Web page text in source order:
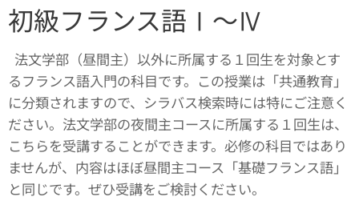
初級フランス語Ⅰ〜Ⅳ
法文学部（昼間主）以外に所属する１回生を対象とす
るフランス語入門の科目です。この授業は「共通教育」
に分類されますので、シラバス検索時には特にご注意く
ださい。法文学部の夜間主コースに所属する１回生は、
こちらを受講することができます。必修の科目ではあり
ませんが、内容はほぼ昼間主コース「基礎フランス語」
と同じです。ぜひ受講をご検討ください。